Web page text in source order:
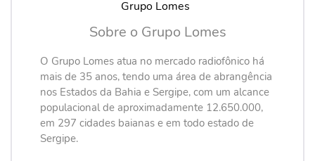
Sobre o Grupo Lomes
O Grupo Lomes atua no mercado radiofônico há
mais de 35 anos, tendo uma área de abrangência
nos Estados da Bahia e Sergipe, com um alcance
populacional de aproximadamente 12.650.000,
em 297 cidades baianas e em todo estado de
Sergipe.